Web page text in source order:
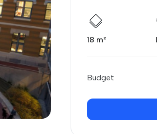
18 m²
Budget